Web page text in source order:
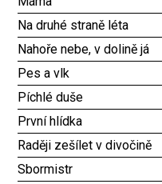
Na druhé straně léta
Nahoře nebe, v dolině já
Pes a vlk
Píchlé duše
První hlídka
Raději zešílet v divočině
Sbormistr